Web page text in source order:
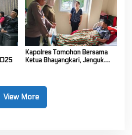
Kapolres Tomohon Bersama
Ketua Bhayangkari, Jenguk
View More